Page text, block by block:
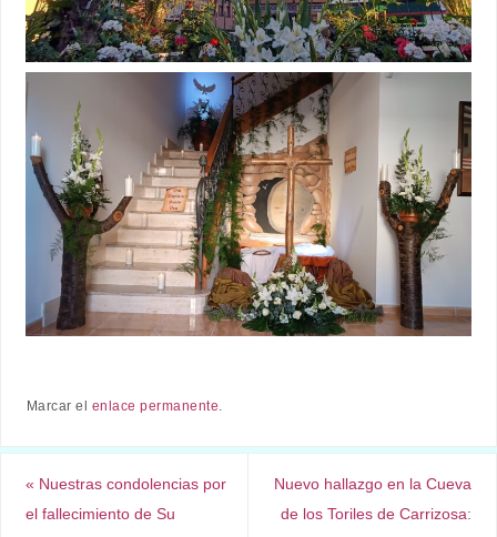
Marcar el enlace permanente.
« Nuestras condolencias por
el fallecimiento de Su
Nuevo hallazgo en la Cueva
de los Toriles de Carrizosa: